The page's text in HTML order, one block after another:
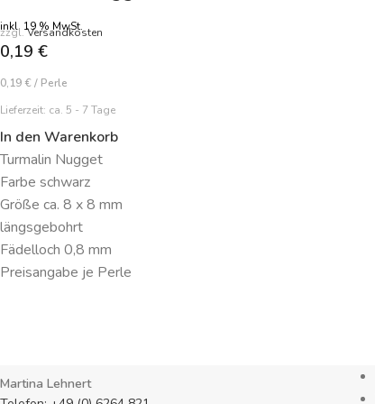
inkl. 19 % MwSt.
zzgl.Versandkosten
0,19 €
0,19 € / Perle
Lieferzeit: ca. 5 - 7 Tage
In den Warenkorb
Turmalin Nugget
Farbe schwarz
Größe ca. 8 x 8 mm
längsgebohrt
Fädelloch 0,8 mm
Preisangabe je Perle
Martina Lehnert